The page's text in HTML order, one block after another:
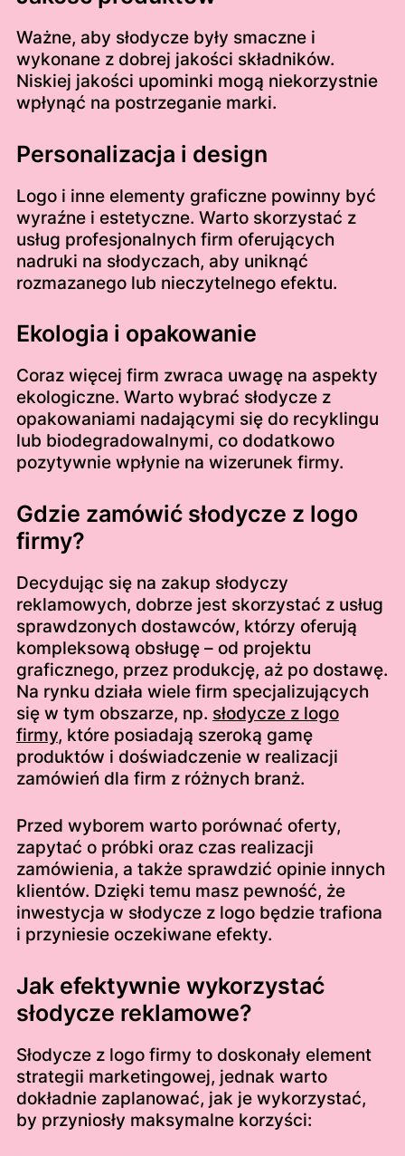
Ważne, aby słodycze były smaczne i
wykonane z dobrej jakości składników.
Niskiej jakości upominki mogą niekorzystnie
wpłynąć na postrzeganie marki.
Personalizacja i design
Logo i inne elementy graficzne powinny być
wyraźne i estetyczne. Warto skorzystać z
usług profesjonalnych firm oferujących
nadruki na słodyczach, aby uniknąć
rozmazanego lub nieczytelnego efektu.
Ekologia i opakowanie
Coraz więcej firm zwraca uwagę na aspekty
ekologiczne. Warto wybrać słodycze z
opakowaniami nadającymi się do recyklingu
lub biodegradowalnymi, co dodatkowo
pozytywnie wpłynie na wizerunek firmy.
Gdzie zamówić słodycze z logo
firmy?
Decydując się na zakup słodyczy
reklamowych, dobrze jest skorzystać z usług
sprawdzonych dostawców, którzy oferują
kompleksową obsługę – od projektu
graficznego, przez produkcję, aż po dostawę.
Na rynku działa wiele firm specjalizujących
się w tym obszarze, np. słodycze z logo
firmy, które posiadają szeroką gamę
produktów i doświadczenie w realizacji
zamówień dla firm z różnych branż.
Przed wyborem warto porównać oferty,
zapytać o próbki oraz czas realizacji
zamówienia, a także sprawdzić opinie innych
klientów. Dzięki temu masz pewność, że
inwestycja w słodycze z logo będzie trafiona
i przyniesie oczekiwane efekty.
Jak efektywnie wykorzystać
słodycze reklamowe?
Słodycze z logo firmy to doskonały element
strategii marketingowej, jednak warto
dokładnie zaplanować, jak je wykorzystać,
by przyniosły maksymalne korzyści: